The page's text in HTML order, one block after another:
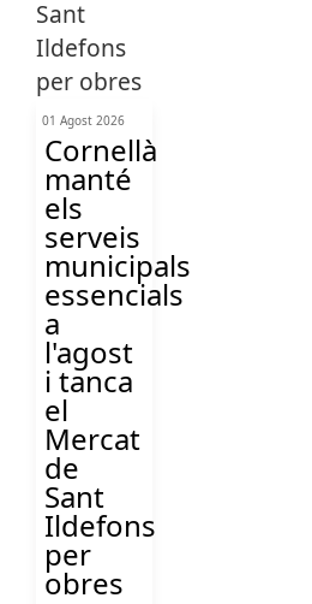
01 Agost 2026
Cornellà
manté
els
serveis
municipals
essencials
a
l'agost
i tanca
el
Mercat
de
Sant
Ildefons
per
obres